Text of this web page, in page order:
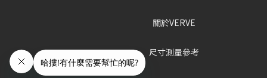
關於VERVE
尺寸測量參考